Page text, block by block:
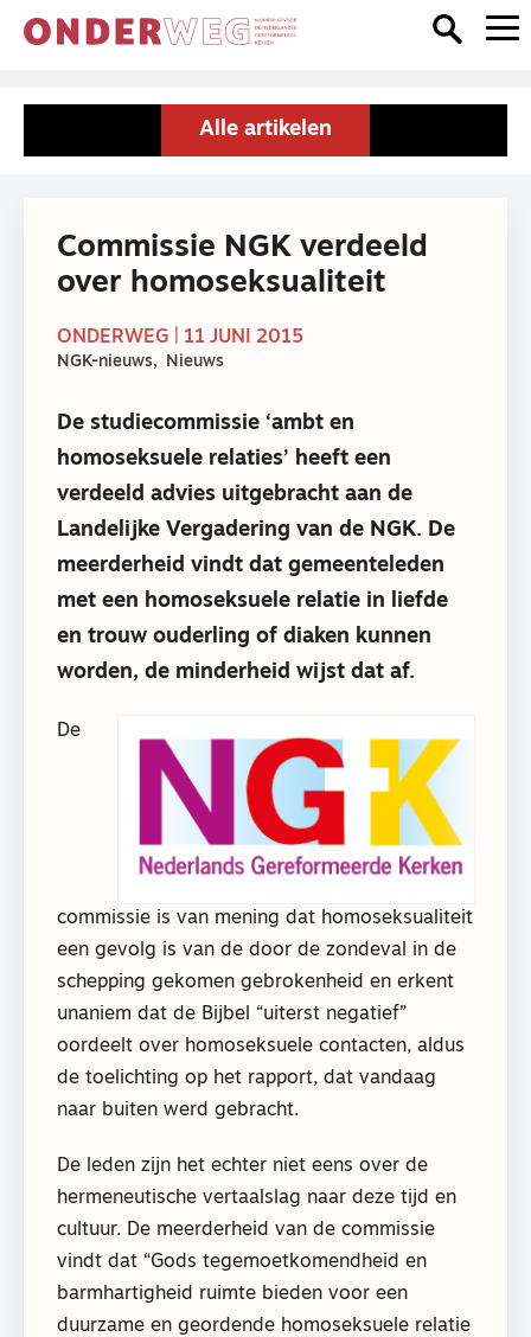
Alle artikelen
Commissie NGK verdeeld
over homoseksualiteit
ONDERWEG | 11 JUNI 2015
NGK-nieuws Nieuws
De studiecommissie ‘ambt en
homoseksuele relaties’ heeft een
verdeeld advies uitgebracht aan de
Landelijke Vergadering van de NGK. De
meerderheid vindt dat gemeenteleden
met een homoseksuele relatie in liefde
en trouw ouderling of diaken kunnen
worden, de minderheid wijst dat af.
De
commissie is van mening dat homoseksualiteit
een gevolg is van de door de zondeval in de
schepping gekomen gebrokenheid en erkent
unaniem dat de Bijbel “uiterst negatief”
oordeelt over homoseksuele contacten, aldus
de toelichting op het rapport, dat vandaag
naar buiten werd gebracht.
De leden zijn het echter niet eens over de
hermeneutische vertaalslag naar deze tijd en
cultuur. De meerderheid van de commissie
vindt dat “Gods tegemoetkomendheid en
barmhartigheid ruimte bieden voor een
duurzame en geordende homoseksuele relatie